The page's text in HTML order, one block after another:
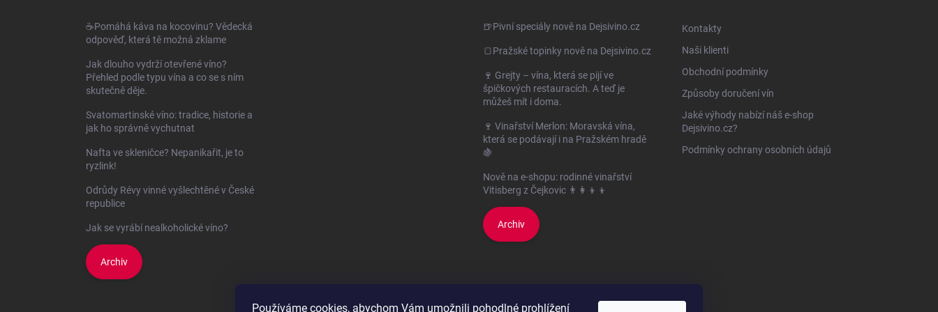
Používáme cookies, abychom Vám umožnili pohodlné prohlížení
☕Pomáhá káva na kocovinu? Vědecká
odpověď, která tě možná zklame
Jak dlouho vydrží otevřené víno?
Přehled podle typu vína a co se s ním
skutečně děje.
Svatomartinské víno: tradice, historie a
jak ho správně vychutnat
Nafta ve skleničce? Nepanikařit, je to
ryzlink!
Odrůdy Révy vinné vyšlechtěné v České
republice
Jak se vyrábí nealkoholické víno?
Archiv
🍺Pivní speciály nově na Dejsivino.cz
🍞Pražské topinky nově na Dejsivino.cz
🍷 Grejty – vína, která se pijí ve
špičkových restauracích. A teď je
můžeš mít i doma.
🍷 Vinařství Merlon: Moravská vína,
která se podávají i na Pražském hradě
🍇
Nově na e-shopu: rodinné vinařství
Vitisberg z Čejkovic 👨‍👩‍👦‍👦
Archiv
Kontakty
Naši klienti
Obchodní podmínky
Způsoby doručení vín
Jaké výhody nabízí náš e-shop
Dejsivino.cz?
Podmínky ochrany osobních údajů